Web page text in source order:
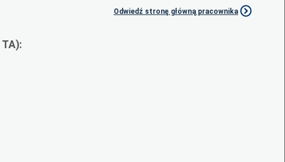
Odwiedź stronę główną pracownika